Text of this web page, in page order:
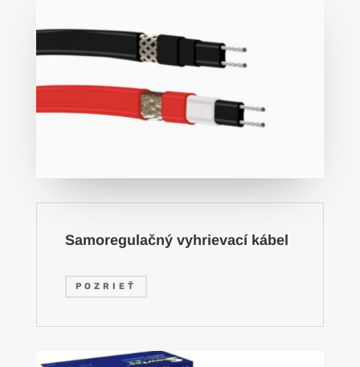
Samoregulačný vyhrievací kábel
POZRIEŤ